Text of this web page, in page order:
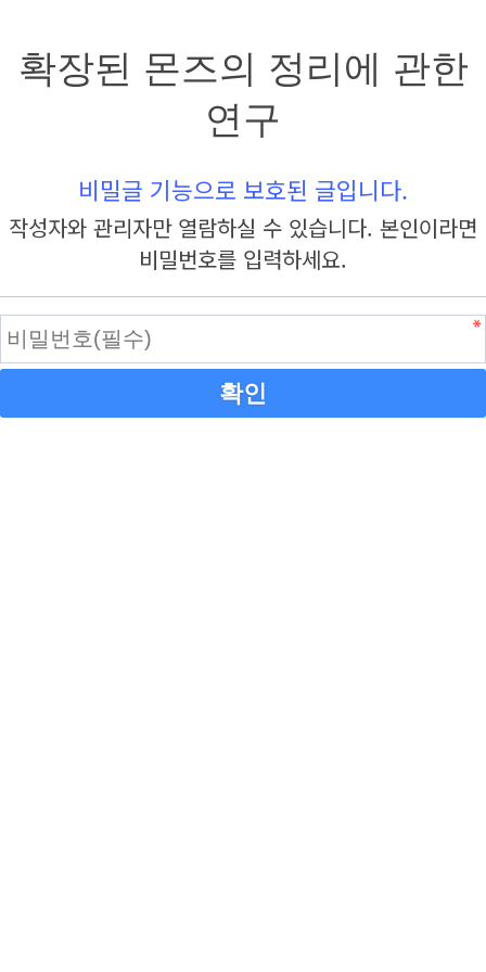
확장된 몬즈의 정리에 관한
연구
비밀글 기능으로 보호된 글입니다.
작성자와 관리자만 열람하실 수 있습니다. 본인이라면
비밀번호를 입력하세요.